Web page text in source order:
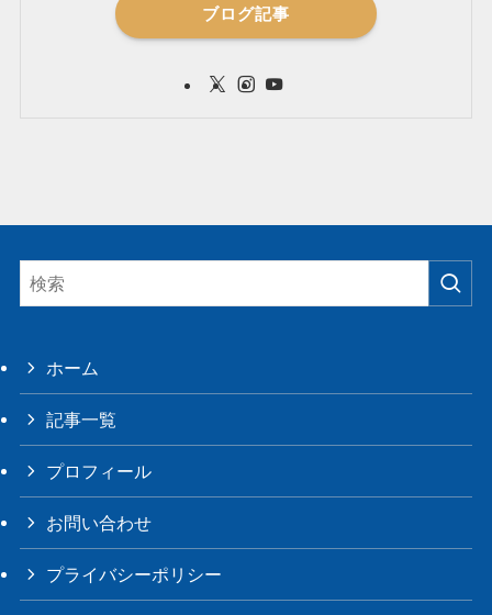
ブログ記事
ホーム
記事一覧
プロフィール
お問い合わせ
プライバシーポリシー